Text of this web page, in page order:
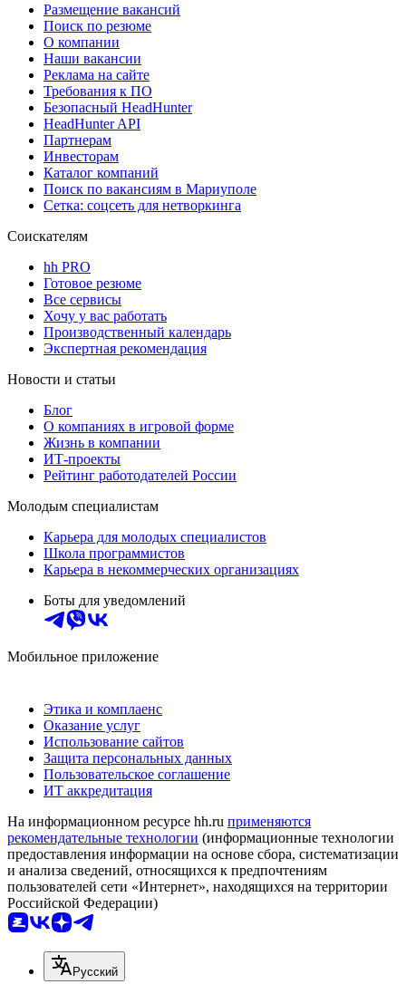
Размещение вакансий
Поиск по резюме
О компании
Наши вакансии
Реклама на сайте
Требования к ПО
Безопасный HeadHunter
HeadHunter API
Партнерам
Инвесторам
Каталог компаний
Поиск по вакансиям в Мариуполе
Сетка: соцсеть для нетворкинга
Соискателям
hh PRO
Готовое резюме
Все сервисы
Хочу у вас работать
Производственный календарь
Экспертная рекомендация
Новости и статьи
Блог
О компаниях в игровой форме
Жизнь в компании
ИТ-проекты
Рейтинг работодателей России
Молодым специалистам
Карьера для молодых специалистов
Школа программистов
Карьера в некоммерческих организациях
Боты для уведомлений
Мобильное приложение
Этика и комплаенс
Оказание услуг
Использование сайтов
Защита персональных данных
Пользовательское соглашение
ИТ аккредитация
На информационном ресурсе hh.ru применяются
рекомендательные технологии (информационные технологии
предоставления информации на основе сбора, систематизации
и анализа сведений, относящихся к предпочтениям
пользователей сети «Интернет», находящихся на территории
Российской Федерации)
Русский